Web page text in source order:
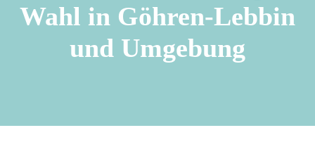
Wahl in Göhren-Lebbin
und Umgebung